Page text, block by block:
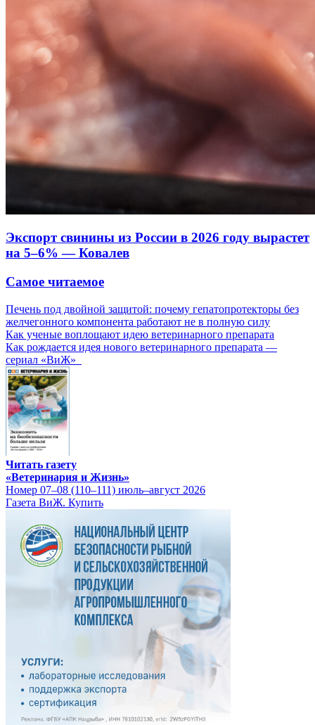
Экспорт свинины из России в 2026 году вырастет
на 5–6% — Ковалев
Самое читаемое
Печень под двойной защитой: почему гепатопротекторы без
желчегонного компонента работают не в полную силу
Как ученые воплощают идею ветеринарного препарата
Как рождается идея нового ветеринарного препарата —
сериал «ВиЖ»
Читать газету
«Ветеринария и Жизнь»
Номер 07–08 (110–111) июль–август 2026
Газета ВиЖ. Купить